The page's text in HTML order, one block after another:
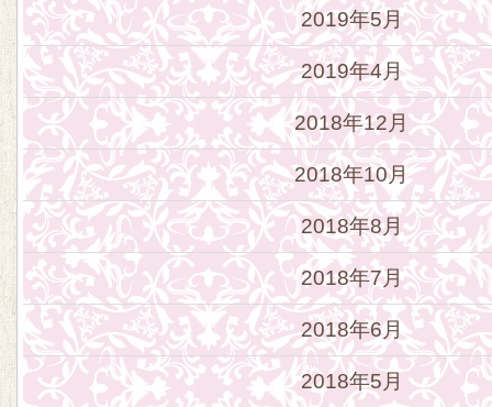
2019年5月
2019年4月
2018年12月
2018年10月
2018年8月
2018年7月
2018年6月
2018年5月